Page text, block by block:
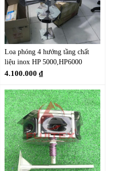
Loa phóng 4 hướng tầng chất
liệu inox HP 5000,HP6000
4.100.000 ₫